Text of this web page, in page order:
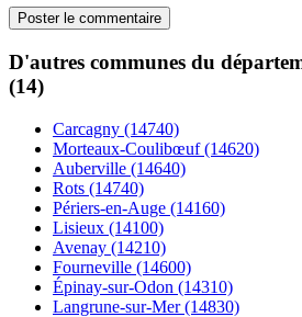
D'autres communes du
(14)
Carcagny (14740)
Morteaux-Coulibœuf (14620)
Auberville (14640)
Rots (14740)
Périers-en-Auge (14160)
Lisieux (14100)
Avenay (14210)
Fourneville (14600)
Épinay-sur-Odon (14310)
Langrune-sur-Mer (14830)